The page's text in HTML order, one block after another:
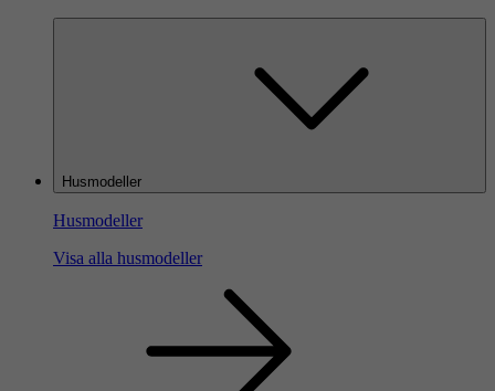
Husmodeller
Husmodeller
Visa alla husmodeller